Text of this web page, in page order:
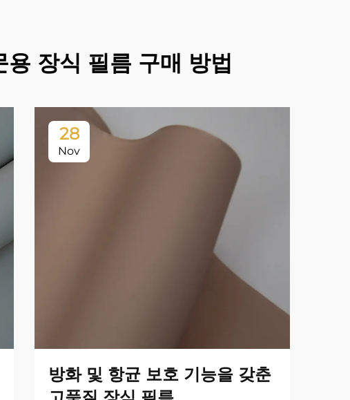
장식 필름 구매 방법
28
Nov
방화 및 항균 보호 기능을 갖춘